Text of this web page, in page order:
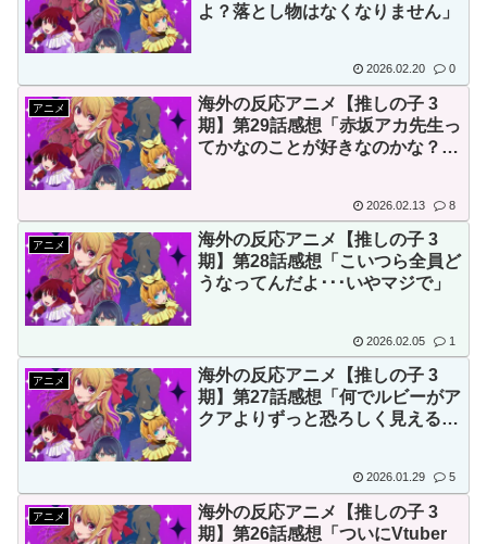
よ？落とし物はなくなりません」
2026.02.20 0
アニメ
海外の反応アニメ【推しの子 3
期】第29話感想「赤坂アカ先生っ
てかなのことが好きなのかな？そ
2026.02.13 8
アニメ
海外の反応アニメ【推しの子 3
期】第28話感想「こいつら全員ど
うなってんだよ･･･いやマジで」
2026.02.05 1
アニメ
海外の反応アニメ【推しの子 3
期】第27話感想「何でルビーがア
クアよりずっと恐ろしく見えるの
2026.01.29 5
アニメ
海外の反応アニメ【推しの子 3
期】第26話感想「ついにVtuber